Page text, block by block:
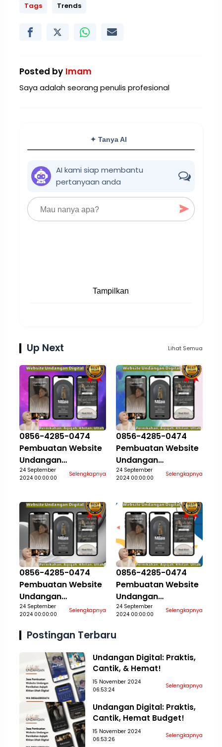
Tags Trends
Posted by Imam
Saya adalah seorang penulis profesional
✦ Tanya AI
AI kami siap membantu
pertanyaan anda
Tampilkan
Up Next Lihat Semua
0856-4285-0474
Pembuatan Website
Undangan
Pernikahan Aqiqah
24 September
2024 00:00:00
Selengkapnya
0856-4285-0474
Pembuatan Website
Undangan
Pernikahan Aqiqah
24 September
2024 00:00:00
Selengkapnya
0856-4285-0474
Pembuatan Website
Undangan
Pernikahan Aqiqah
Aceh Tamiang
24 September
2024 00:00:00
Selengkapnya
0856-4285-0474
Pembuatan Website
Undangan
Pernikahan Aqiqah
Aceh Tengah
24 September
2024 00:00:00
Selengkapnya
Postingan Terbaru
Undangan Digital: Praktis,
Cantik, & Hemat!
15 November 2024
06:53:24
Selengkapnya
Undangan Digital: Praktis,
Cantik, Hemat Budget!
15 November 2024
06:53:26
Selengkapnya